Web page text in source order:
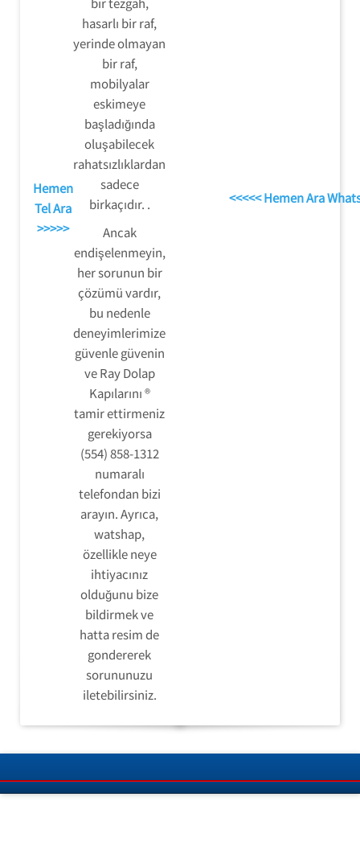
Hemen
Tel Ara
>>>>>
hasarlı bir raf,
yerinde olmayan
bir raf,
mobilyalar
eskimeye
başladığında
oluşabilecek
rahatsızlıklardan
sadece
birkaçıdır. .
Ancak
endişelenmeyin,
her sorunun bir
çözümü vardır,
bu nedenle
deneyimlerimize
güvenle güvenin
ve Ray Dolap
Kapılarını ®
tamir ettirmeniz
gerekiyorsa
(554) 858-1312
numaralı
telefondan bizi
arayın. Ayrıca,
watshap,
özellikle neye
ihtiyacınız
olduğunu bize
bildirmek ve
hatta resim de
gondererek
sorununuzu
iletebilirsiniz.
<<<<< Hemen Ara